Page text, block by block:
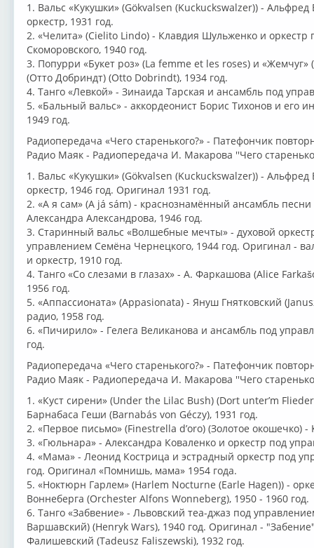
1. Вальс «Кукушки» (Gökvalsen (Kuckuckswalzer)) -
оркестр, 1931 год.
2. «Челита» (Cielito Lindo) - Клавдия Шульженко и оркестр
Скоморовского, 1940 год.
3. Попурри «Букет роз» (La femme et les roses) и «Жемчуг»
(Отто Добриндт) (Otto Dobrindt), 1934 год.
4. Танго «Левкой» - Зинаида Тарская и ансамбль под
5. «Бальный вальс» - аккордеонист Борис Тихонов и его
1949 год.
Радиопередача «Чего старенького?» - Патефончик
Радио Маяк - Радиопередача И. Макарова ''Чего
1. Вальс «Кукушки» (Gökvalsen (Kuckuckswalzer)) -
оркестр, 1946 год. Оригинал 1931 год.
2. «А я сам» (A já sám) - краснознамённый ансамбль
Александра Александрова, 1946 год.
3. Старинный вальс «Волшебные мечты» - духовой
управлением Семёна Чернецкого, 1944 год. Оригинал -
и оркестр, 1910 год.
4. Танго «Со слезами в глазах» - А. Фаркашова (Alice
1956 год.
5. «Аппассионата» (Appasionata) - Януш Гнятковский
радио, 1958 год.
6. «Пичирило» - Гелега Великанова и ансамбль под
год.
Радиопередача «Чего старенького?» - Патефончик
Радио Маяк - Радиопередача И. Макарова ''Чего
1. «Куст сирени» (Under the Lilac Bush) (Dort unter’m
Барнабаса Геши (Barnabás von Géczy), 1931 год.
2. «Первое письмо» (Finestrella d’oro) (Золотое окошечко) -
3. «Гюльнара» - Александра Коваленко и оркестр под
4. «Мама» - Леонид Кострица и эстрадный оркестр под
год. Оригинал «Помнишь, мама» 1954 года.
5. «Ноктюрн Гарлем» (Harlem Nocturne (Earle Hagen)) -
Воннеберга (Orchester Alfons Wonneberg), 1950 - 1960 год.
6. Танго «Забвение» - Львовский теа-джаз под
Варшавский) (Henryk Wars), 1940 год. Оригинал -
Фалишевский (Tadeusz Faliszewski), 1932 год.